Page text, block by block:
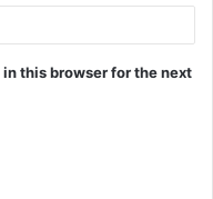
this browser for the next